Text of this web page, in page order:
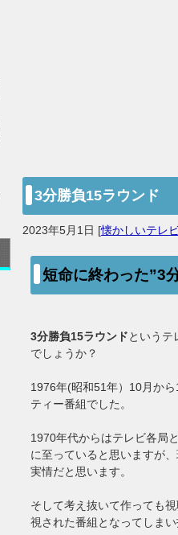
3分勝負15ラウンド
2023年5月1日 [懐かしいテレ
短命に終わった”3
3分勝負15ラウンドというテ
でしょうか？
1976年(昭和51年）10月か
ティー番組でした。
1970年代からはテレビ各局
に至っていると思いますが
実情だと思います。
そして考え抜いて作っても
視された番組となってしま